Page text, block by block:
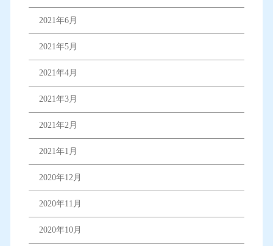
2021年6月
2021年5月
2021年4月
2021年3月
2021年2月
2021年1月
2020年12月
2020年11月
2020年10月